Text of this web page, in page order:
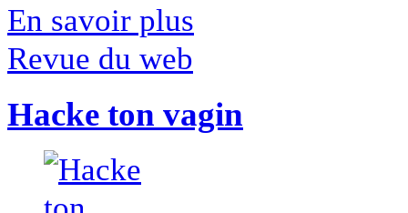
En savoir plus
Revue du web
Hacke ton vagin